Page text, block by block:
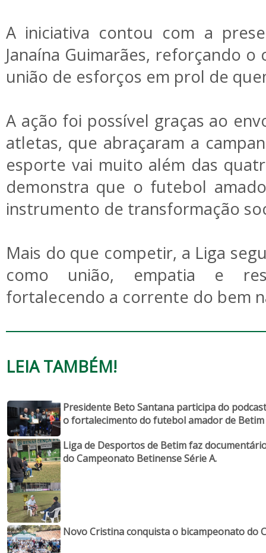
A iniciativa contou com a
Janaína Guimarães, reforçando
união de esforços em prol de
A ação foi possível graças ao
atletas, que abraçaram a
esporte vai muito além das
demonstra que o futebol
instrumento de transformação
Mais do que competir, a Liga
como união, empatia e
fortalecendo a corrente do bem
LEIA TAMBÉM!
Presidente Beto Santana participa do
o fortalecimento do futebol amador de Betim
Liga de Desportos de Betim faz
do Campeonato Betinense Série A.
Novo Cristina conquista o bicampeonato do